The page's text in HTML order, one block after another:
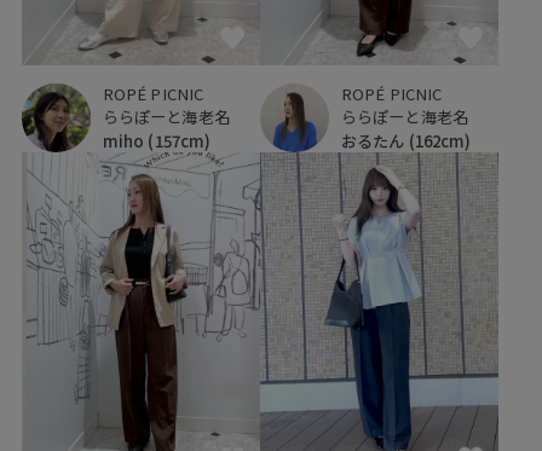
ROPÉ PICNIC
ららぽーと海老名
miho (157cm)
ROPÉ PICNIC
ららぽーと海老名
おるたん (162cm)